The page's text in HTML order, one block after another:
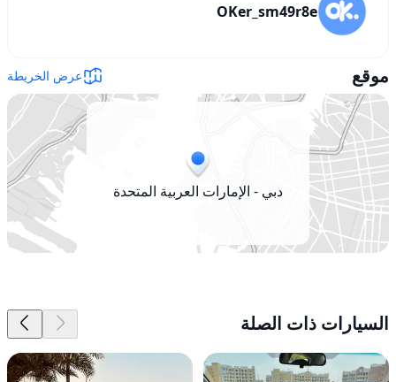
OKer_sm49r8e
موقع عرض الخريطة
دبي - الإمارات العربية المتحدة
السيارات ذات الصلة